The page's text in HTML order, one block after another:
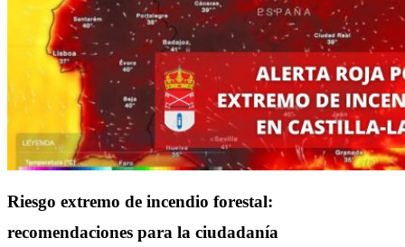
Riesgo extremo de incendio forestal:
recomendaciones para la ciudadanía